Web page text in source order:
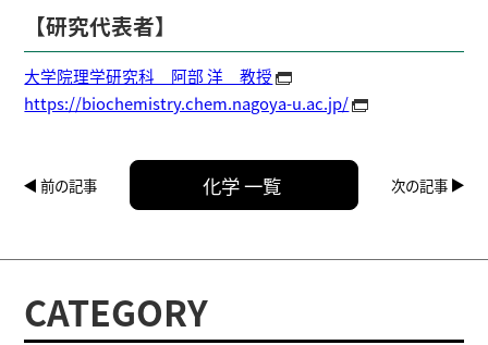
【研究代表者】
大学院理学研究科 阿部 洋 教授
https://biochemistry.chem.nagoya-u.ac.jp/
前の記事 化学 一覧 次の記事
CATEGORY